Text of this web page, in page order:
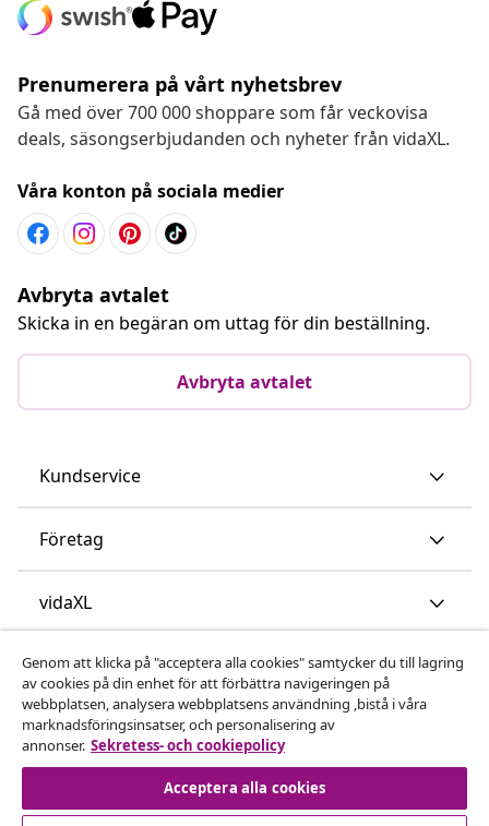
Prenumerera på vårt nyhetsbrev
Gå med över 700 000 shoppare som får veckovisa
deals, säsongserbjudanden och nyheter från vidaXL.
Våra konton på sociala medier
Avbryta avtalet
Skicka in en begäran om uttag för din beställning.
Avbryta avtalet
Kundservice
Företag
vidaXL
Upptäck mer
Genom att klicka på "acceptera alla cookies" samtycker du till lagring
av cookies på din enhet för att förbättra navigeringen på
webbplatsen, analysera webbplatsens användning ,bistå i våra
marknadsföringsinsatser, och personalisering av
annonser. Sekretess- och cookiepolicy
Acceptera alla cookies